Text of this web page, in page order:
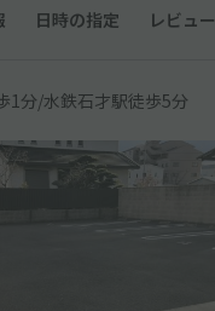
日時の指定 レビュー
1分/水鉄石才駅徒歩5分